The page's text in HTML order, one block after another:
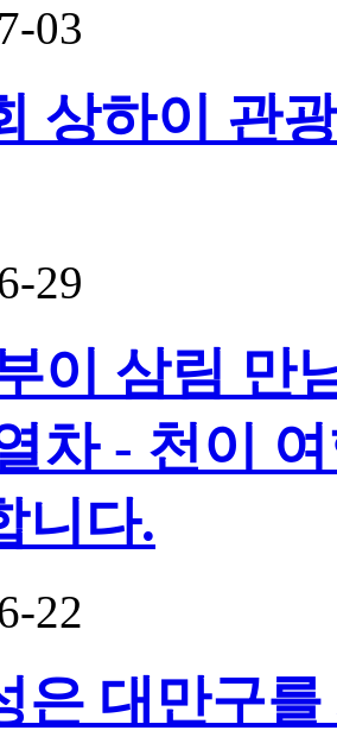
03
상하이 관
29
이 삼림 만
차 - 천이
니다.
22
은 대만구